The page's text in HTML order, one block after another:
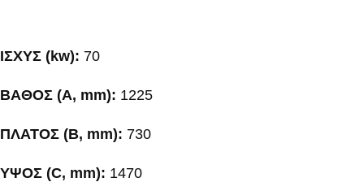
ΙΣΧΥΣ (kw): 70
ΒΑΘΟΣ (A, mm): 1225
ΠΛΑΤΟΣ (B, mm): 730
ΥΨΟΣ (C, mm): 1470